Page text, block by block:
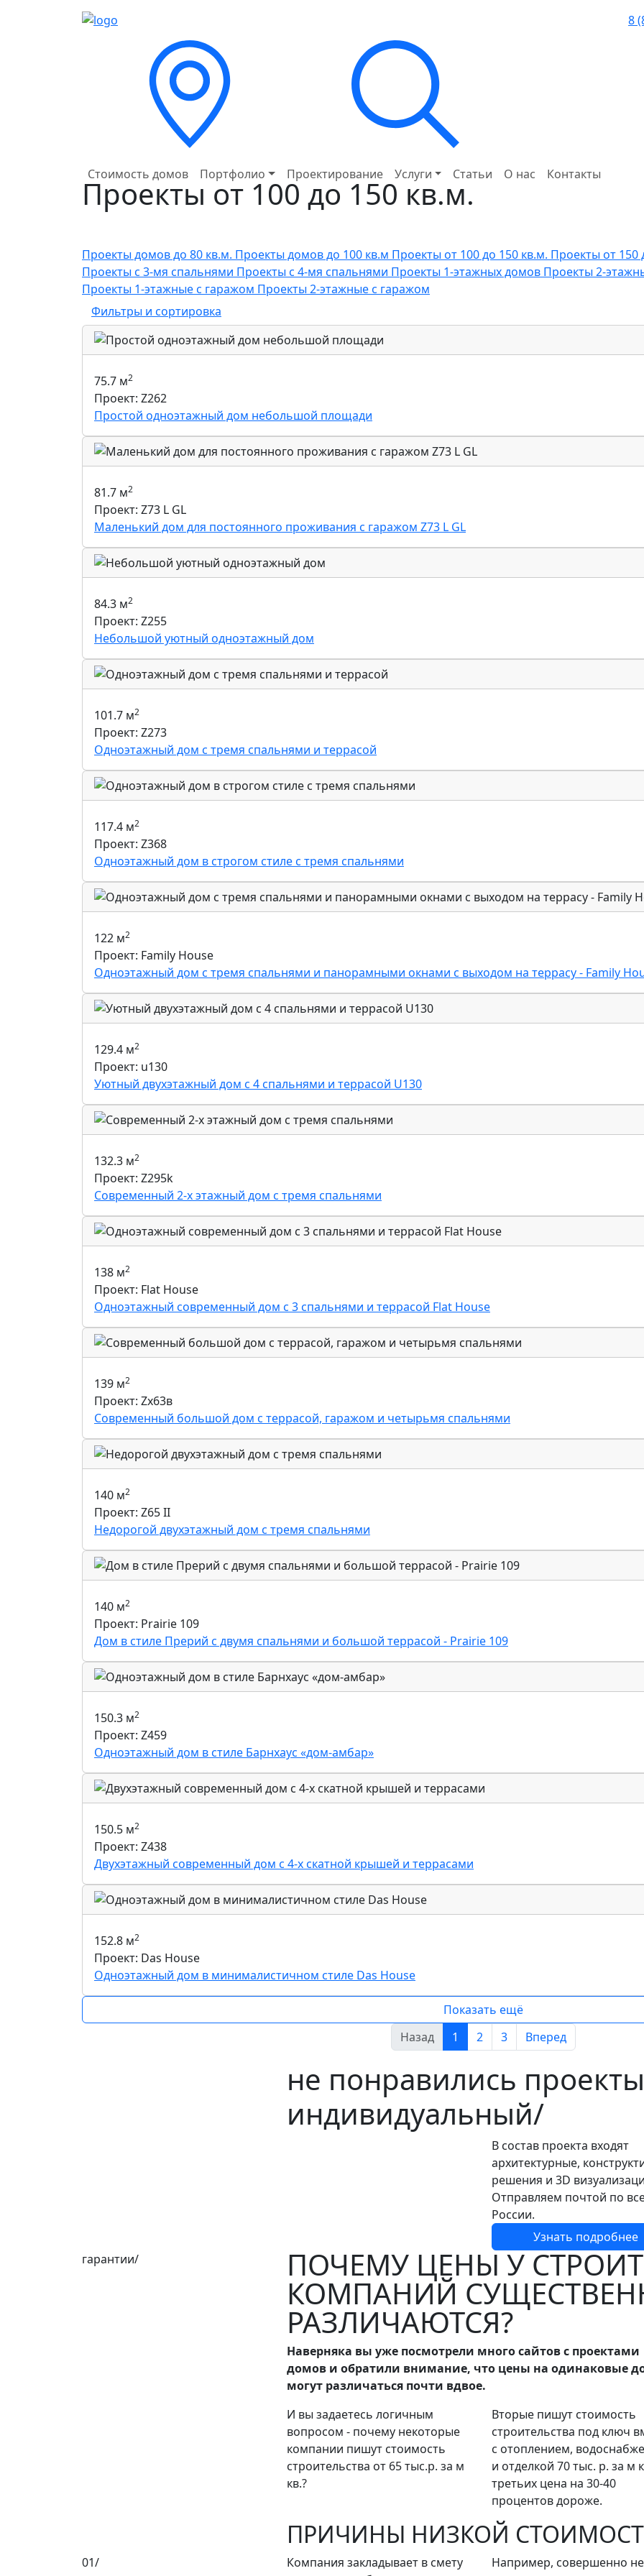
Стоимость домов Портфолио Проектирование Услуги Статьи О нас Контакты
8
Проекты от 100 до 150 кв.м.
Проекты домов до 80 кв.м. Проекты домов до 100 кв.м Проекты от 100 до 150 кв.м. Проекты от 150
Проекты с 3-мя спальнями Проекты с 4-мя спальнями Проекты 1-этажных домов Проекты 2-
Проекты 1-этажные с гаражом Проекты 2-этажные с гаражом
Фильтры и сортировка
75.7 м2
Проект: Z262
Простой одноэтажный дом небольшой площади
81.7 м2
Проект: Z73 L GL
Маленький дом для постоянного проживания с гаражом Z73 L GL
84.3 м2
Проект: Z255
Небольшой уютный одноэтажный дом
101.7 м2
Проект: Z273
Одноэтажный дом с тремя спальнями и террасой
117.4 м2
Проект: Z368
Одноэтажный дом в строгом стиле с тремя спальнями
122 м2
Проект: Family House
Одноэтажный дом с тремя спальнями и панорамными окнами с выходом на террасу - Family
129.4 м2
Проект: u130
Уютный двухэтажный дом с 4 спальнями и террасой U130
132.3 м2
Проект: Z295k
Современный 2-х этажный дом с тремя спальнями
138 м2
Проект: Flat House
Одноэтажный современный дом с 3 спальнями и террасой Flat House
139 м2
Проект: Zx63в
Современный большой дом с террасой, гаражом и четырьмя спальнями
140 м2
Проект: Z65 II
Недорогой двухэтажный дом с тремя спальнями
140 м2
Проект: Prairie 109
Дом в стиле Прерий с двумя спальнями и большой террасой - Prairie 109
150.3 м2
Проект: Z459
Одноэтажный дом в стиле Барнхаус «дом-амбар»
150.5 м2
Проект: Z438
Двухэтажный современный дом с 4-х скатной крышей и террасами
152.8 м2
Проект: Das House
Одноэтажный дом в минималистичном стиле Das House
Показать ещё
Назад
1 2 3 Вперед
не понравились
индивидуальный/
В состав проекта входят
архитектурные,
решения и 3D
Отправляем почтой по
России.
Узнать подробнее
гарантии/
ПОЧЕМУ ЦЕНЫ У
КОМПАНИЙ
РАЗЛИЧАЮТСЯ?
Наверняка вы уже посмотрели много сайтов с проектами
домов и обратили внимание, что цены на одинаковые
могут различаться почти вдвое.
И вы задаетесь логичным
вопросом - почему некоторые
компании пишут стоимость
строительства от 65 тыс.р. за м
кв.?
Вторые пишут стоимость
строительства под ключ
с отоплением,
и отделкой 70 тыс. р. за м
третьих цена на 30-40
процентов дороже.
ПРИЧИНЫ НИЗКОЙ
01/
Компания закладывает в смету
Например, совершенно